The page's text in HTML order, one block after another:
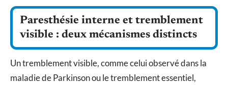
Paresthésie interne et tremblement
visible : deux mécanismes distincts
Un tremblement visible, comme celui observé dans la
maladie de Parkinson ou le tremblement essentiel,